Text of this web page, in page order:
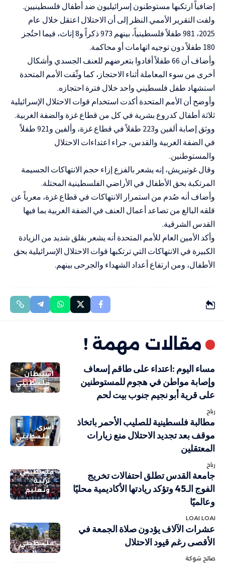
إضافياً ارتكبها مستوطنون إسرائيليون ضد أطفال فلسطينيين.
ولفت التقرير الأممي النظر إلى أن الاحتلال اعتقل خلال عام
2025، 981 طفلاً فلسطينياً، بينهم 973 ذكراً و8 إناث، فيما احتُجز
180 طفلاً دون توجيه اتهامات أو محاكمة.
وأضاف أن 66 طفلاً أفادوا بتعرضهم للعنف الجسدي وأشكال
أخرى من سوء المعاملة أثناء الاحتجاز، كما وثّقت الأمم المتحدة
استشهاد طفل فلسطيني واحد خلال فترة احتجازه.
وأوضح أن الأمم المتحدة أكدت استخدام قوات الاحتلال الإسرائيلية
ثلاثة أطفال كدروع بشرية في كل من قطاع غزة والضفة الغربية.
ووثق إصابة ألفين و223 طفلاً في قطاع غزة، وألفين و921 طفلاً
في الضفة الغربية والقدس، جراء اعتداءات الاحتلال
والمستوطنين.
وقال غوتيريش، إنه يشعر بالفزع إزاء حجم الانتهاكات الجسيمة
المرتكبة بحق الأطفال في الأراضي الفلسطينية المحتلة.
وأضاف أنه صُدم من استمرار الانتهاكات في قطاع غزة، معرباً عن
قلقه البالغ من تصاعد أعمال العنف في الضفة الغربية بما فيها
القدس الشرقية.
وأكد الأمين العام للأمم المتحدة أنه يشعر بقلق شديد من الزيادة
الكبيرة في الانتهاكات التي ترتكبها قوات الاحتلال الإسرائيلية بحق
الأطفال، ومن ارتفاع أعداد الشهداء والجرحى بينهم.
مقالات مهمة !
استيطان
فلسطيني
مساء اليوم :اعتداء على طاقم إسعاف
وإصابة مواطن في هجوم للمستوطنين
على قرية أبو نجيم جنوب بيت لحم
رباح
أسرى
فلسطيني
مطالبة فلسطينية للصليب الأحمر باتخاذ
موقف بعد تجديد الاحتلال منع زيارات
المعتقلين
رباح
فلسطيني
تربية
وتعليم
جامعة القدس تطلق احتفالات تخريج
الفوج الـ45 وتؤكد ريادتها الأكاديمية محليًا
وعالميًا
LOAI LOAI
فلسطيني
عشرات الآلاف يؤدون صلاة الجمعة في
الأقصى رغم قيود الاحتلال
صالح شوكة